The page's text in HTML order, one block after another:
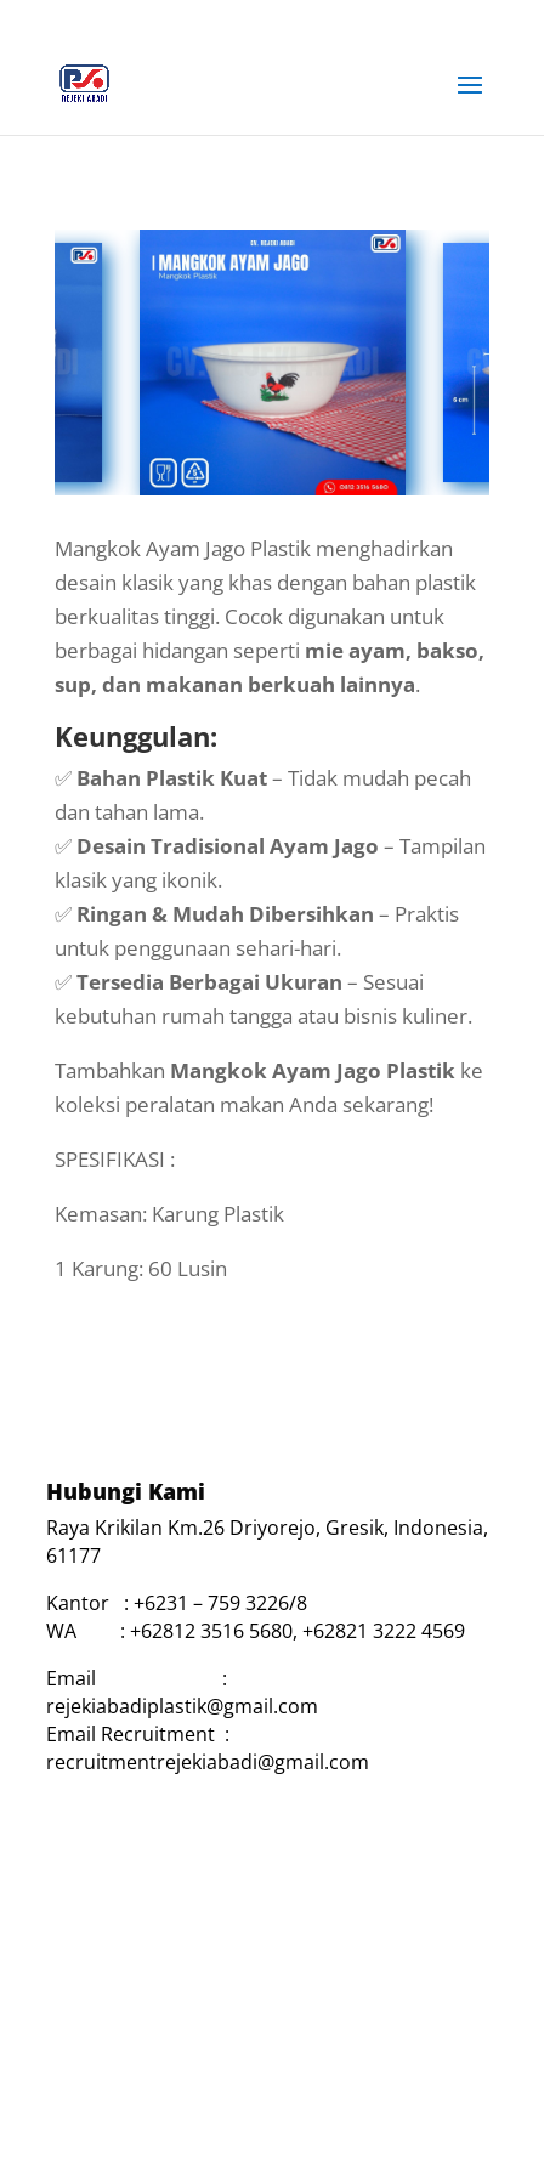
Mangkok Ayam Jago Plastik menghadirkan
desain klasik yang khas dengan bahan plastik
berkualitas tinggi. Cocok digunakan untuk
berbagai hidangan seperti mie ayam, bakso,
sup, dan makanan berkuah lainnya.
Keunggulan:
✅ Bahan Plastik Kuat– Tidak mudah pecah
dan tahan lama.
✅ Desain Tradisional Ayam Jago – Tampilan
klasik yang ikonik.
✅ Ringan & Mudah Dibersihkan – Praktis
untuk penggunaan sehari-hari.
✅Tersedia Berbagai Ukuran – Sesuai
kebutuhan rumah tangga atau bisnis kuliner.
Tambahkan Mangkok Ayam Jago Plastikke
koleksi peralatan makan Anda sekarang!
SPESIFIKASI :
Kemasan: Karung Plastik
1 Karung: 60 Lusin
Hubungi Kami
Raya Krikilan Km.26 Driyorejo, Gresik, Indonesia,
61177
Kantor : +6231 – 759 3226/8
WA : +62812 3516 5680, +62821 3222 4569
Email :
rejekiabadiplastik@gmail.com
Email Recruitment :
recruitmentrejekiabadi@gmail.com